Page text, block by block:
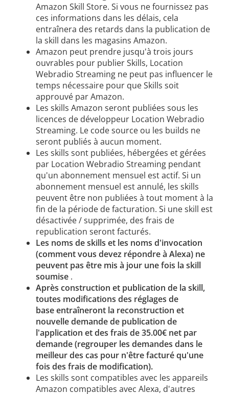
Amazon Skill Store. Si vous ne fournissez pas
ces informations dans les délais, cela
entraînera des retards dans la publication de
la skill dans les magasins Amazon.
Amazon peut prendre jusqu'à trois jours
ouvrables pour publier Skills, Location
Webradio Streaming ne peut pas influencer le
temps nécessaire pour que Skills soit
approuvé par Amazon.
Les skills Amazon seront publiées sous les
licences de développeur Location Webradio
Streaming. Le code source ou les builds ne
seront publiés à aucun moment.
Les skills sont publiées, hébergées et gérées
par Location Webradio Streaming pendant
qu'un abonnement mensuel est actif. Si un
abonnement mensuel est annulé, les skills
peuvent être non publiées à tout moment à la
fin de la période de facturation. Si une skill est
désactivée / supprimée, des frais de
republication seront facturés.
Les noms de skills et les noms d'invocation
(comment vous devez répondre à Alexa) ne
peuvent pas être mis à jour une fois la skill
soumise .
Après construction et publication de la skill,
toutes modifications des réglages de
base entraîneront la reconstruction et
nouvelle demande de publication de
l'application et des frais de 35.00€ net par
demande (regrouper les demandes dans le
meilleur des cas pour n'être facturé qu'une
fois des frais de modification).
Les skills sont compatibles avec les appareils
Amazon compatibles avec Alexa, d'autres